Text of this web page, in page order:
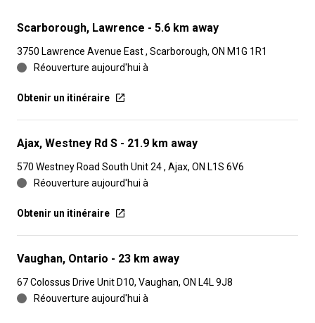
Scarborough, Lawrence - 5.6 km away
3750 Lawrence Avenue East , Scarborough, ON M1G 1R1
Réouverture aujourd'hui à
Obtenir un itinéraire
Ajax, Westney Rd S - 21.9 km away
570 Westney Road South Unit 24 , Ajax, ON L1S 6V6
Réouverture aujourd'hui à
Obtenir un itinéraire
Vaughan, Ontario - 23 km away
67 Colossus Drive Unit D10, Vaughan, ON L4L 9J8
Réouverture aujourd'hui à